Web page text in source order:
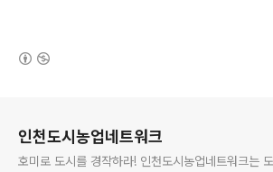
인천도시농업네트워크
호미로 도시를 경작하라! 인천도시농업네트워크는